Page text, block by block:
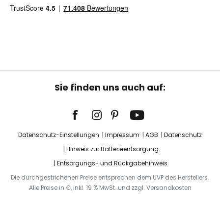
Sie finden uns auch auf:
Datenschutz-Einstellungen Impressum AGB
Datenschutz
Hinweis zur Batterieentsorgung
Entsorgungs- und Rückgabehinweis
Die durchgestrichenen Preise entsprechen dem UVP des Herstellers.
Alle Preise in €, inkl. 19 % MwSt. und zzgl. Versandkosten